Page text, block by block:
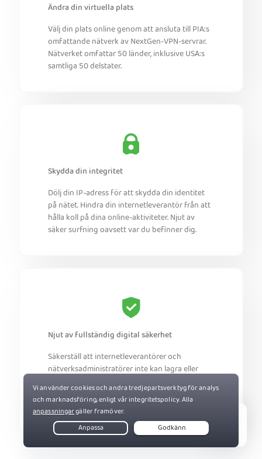
Ändra din virtuella plats
Välj din plats online genom att ansluta till PIA:s
omfattande nätverk av NextGen-VPN-servrar.
Nätverket omfattar 50 länder, inklusive USA:s
samtliga 50 delstater.
Skydda din integritet
Dölj din IP-adress för att skydda din identitet
på nätet. Hindra din internetleverantör från att
hålla koll på dina online-aktiviteter. Njut av
säker surfning oavsett var du befinner dig.
Njut av fullständig digital säkerhet
Säkerställ att internetleverantörer och
nätverksadministratörer inte kan lagra eller
sälja dina uppgifter. Skydda alla dina enheter
med PIA. Njut av en privat anslutning på valfritt
nätverk.